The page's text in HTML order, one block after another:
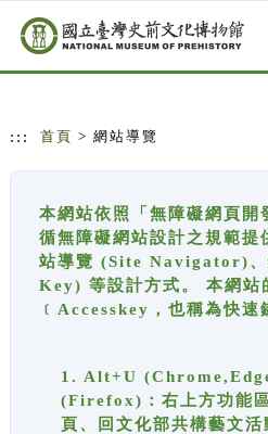
跳到主要內容
網站導覽
::: 首頁 > 網站導覽
本網站依照「無障礙網頁開
循無障礙網站設計之規範
站導覽 (Site Navigator)、
Key) 等設計方式。 本網站
﹝Accesskey，也稱為快速
1. Alt+U
(Firefox)：右上方功能
頁、回文化部共構藝文